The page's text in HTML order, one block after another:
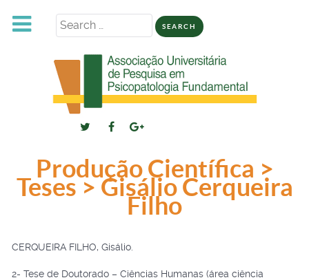
Search
Produção Científica >
Teses > Gisálio Cerqueira
Filho
CERQUEIRA FILHO, Gisálio.
2- Tese de Doutorado – Ciências Humanas (área ciência